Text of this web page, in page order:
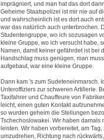
imprägniert, und man hat das dort
Geheime Staatspolizei ist mir nie auf
und wahrscheinlich ist es dort auch
war das natürlich auch unterbrochen.
Studentengruppe, wo ich sozusagen
kleine Gruppe, wo ich versucht habe,
Namen, damit keiner gefährdet ist bei
Handschlag muss genügen, man
aufgebaut, war eine kleine Gruppe.
Dann kam 's zum Sudeteneinmarsch.
Unteroffiziers zur schweren Artillerie.
Taxifahrer und Chauffeure von
leicht, einen guten Kontakt
so wurden geheim die Stellungen
Tschechoslowakei. Wir haben damals
leisten. Wir haben vorbereitet, am
umzudrehen, Richtung nach